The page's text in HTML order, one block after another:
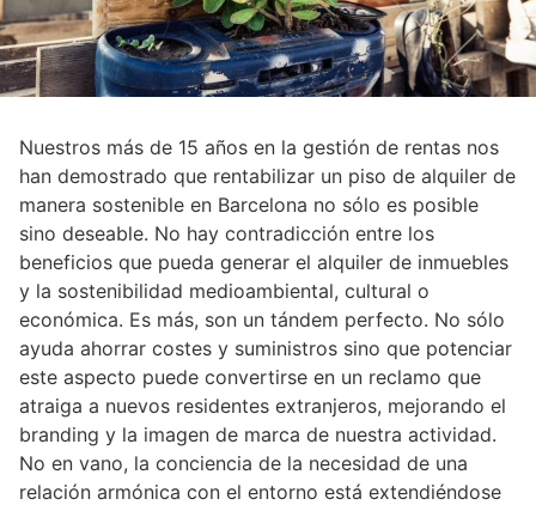
Nuestros más de 15 años en la gestión de rentas nos
han demostrado que rentabilizar un piso de alquiler de
manera sostenible en Barcelona no sólo es posible
sino deseable. No hay contradicción entre los
beneficios que pueda generar el alquiler de inmuebles
y la sostenibilidad medioambiental, cultural o
económica. Es más, son un tándem perfecto. No sólo
ayuda ahorrar costes y suministros sino que potenciar
este aspecto puede convertirse en un reclamo que
atraiga a nuevos residentes extranjeros, mejorando el
branding y la imagen de marca de nuestra actividad.
No en vano, la conciencia de la necesidad de una
relación armónica con el entorno está extendiéndose